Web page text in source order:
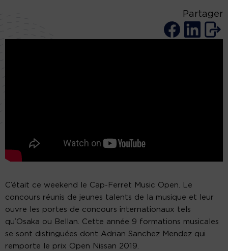
Partager
C’était ce weekend le Cap-Ferret Music Open. Le
concours réunis de jeunes talents de la musique et leur
ouvre les portes de concours internationaux tels
qu’Osaka ou Bellan. Cette année 9 formations musicales
se sont distinguées dont Adrian Sanchez Mendez qui
remporte le prix Open Nissan 2019.